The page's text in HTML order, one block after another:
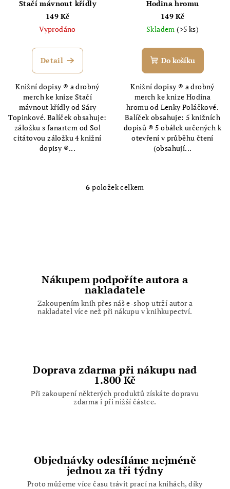
Stačí mávnout křídly
149 Kč
Vyprodáno
Detail
Knižní dopisy ® a drobný
merch ke knize Stačí
mávnout křídly od Sáry
Topinkové. Balíček obsahuje:
záložku s fanartem od Sol
citátovou záložku 4 knižní
dopisy ®...
Hodina hromu
149 Kč
Skladem(>5 ks)
Do košíku
Knižní dopisy ® a drobný
merch ke knize Hodina
hromu od Lenky Poláčkové.
Balíček obsahuje: 5 knižních
dopisů ® 5 obálek určených k
otevření v průběhu čtení
(obsahují...
O
í
p
r
v
p
i
s
u
6 položek celkem
Nákupem podpoříte autora a
nakladatele
Zakoupením knih přes náš e-shop utrží autor a
nakladatel více než při nákupu v knihkupectví.
Doprava zdarma při nákupu nad
1.800 Kč
Při zakoupení některých produktů získáte dopravu
zdarma i při nižší částce.
Objednávky odesíláme nejméně
jednou za tři týdny
Proto můžeme více času trávit prací na knihách, díky